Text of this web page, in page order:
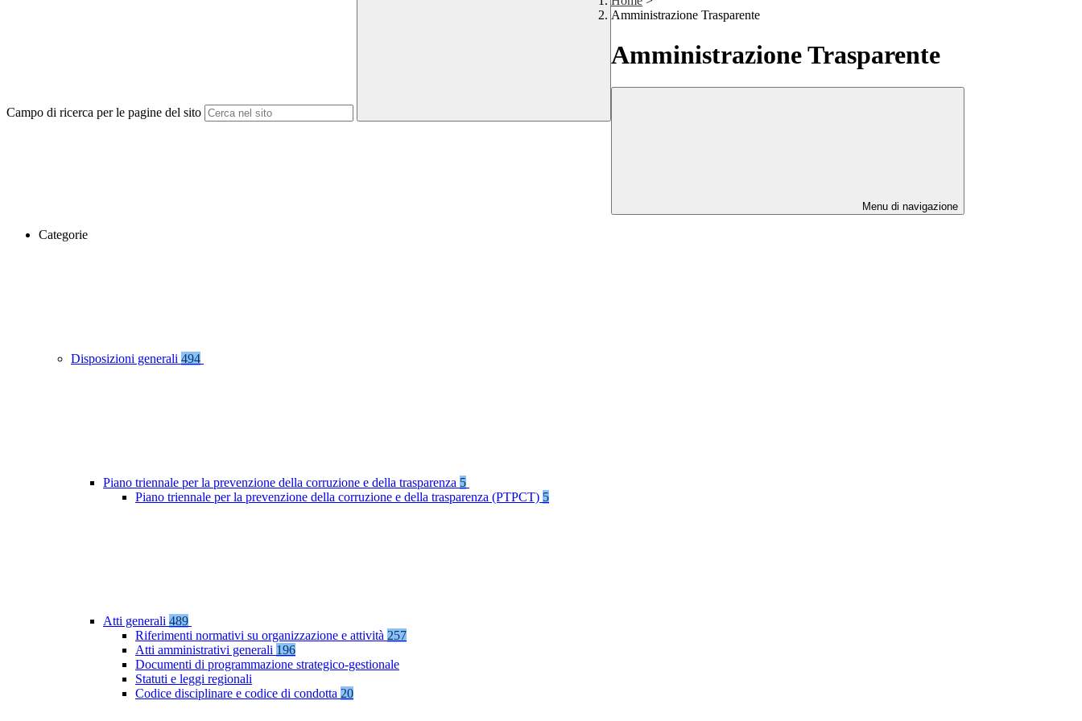
Campo di ricerca per le pagine del sito
Amministrazione Trasparente
Amministrazione Trasparente
Menu di navigazione
Categorie
Disposizioni generali 494
Piano triennale per la prevenzione della corruzione e della trasparenza 5
Piano triennale per la prevenzione della corruzione e della trasparenza (PTPCT) 5
Atti generali 489
Riferimenti normativi su organizzazione e attività 257
Atti amministrativi generali 196
Documenti di programmazione strategico-gestionale
Statuti e leggi regionali
Codice disciplinare e codice di condotta 20